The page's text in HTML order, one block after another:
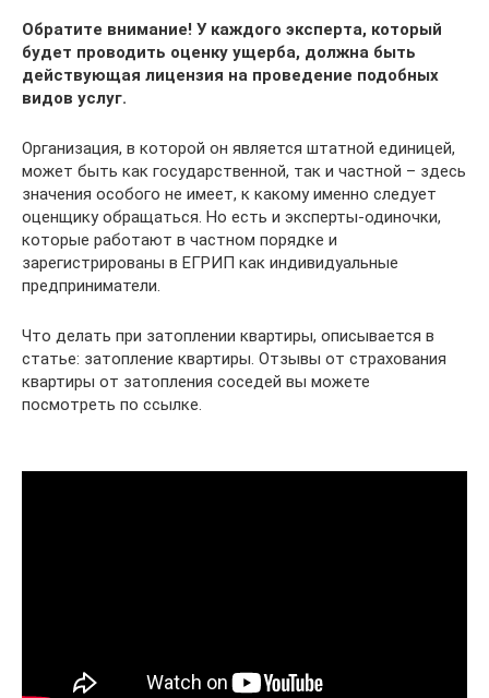
Обратите внимание! У каждого эксперта, который
будет проводить оценку ущерба, должна быть
действующая лицензия на проведение подобных
видов услуг.
Организация, в которой он является штатной единицей,
может быть как государственной, так и частной – здесь
значения особого не имеет, к какому именно следует
оценщику обращаться. Но есть и эксперты-одиночки,
которые работают в частном порядке и
зарегистрированы в ЕГРИП как индивидуальные
предприниматели.
Что делать при затоплении квартиры, описывается в
статье: затопление квартиры. Отзывы от страхования
квартиры от затопления соседей вы можете
посмотреть по ссылке.